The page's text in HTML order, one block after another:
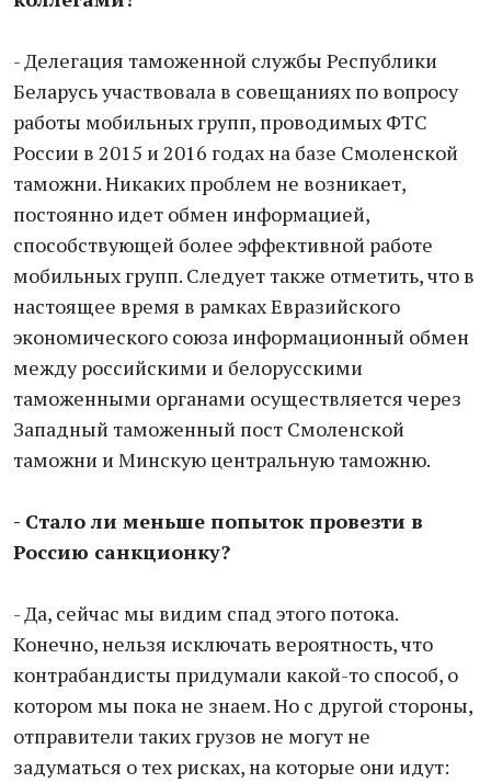
- Делегация таможенной службы Республики
Беларусь участвовала в совещаниях по вопросу
работы мобильных групп, проводимых ФТС
России в 2015 и 2016 годах на базе Смоленской
таможни. Никаких проблем не возникает,
постоянно идет обмен информацией,
способствующей более эффективной работе
мобильных групп. Следует также отметить, что в
настоящее время в рамках Евразийского
экономического союза информационный обмен
между российскими и белорусскими
таможенными органами осуществляется через
Западный таможенный пост Смоленской
таможни и Минскую центральную таможню.
- Стало ли меньше попыток провезти в
Россию санкционку?
- Да, сейчас мы видим спад этого потока.
Конечно, нельзя исключать вероятность, что
контрабандисты придумали какой-то способ, о
котором мы пока не знаем. Но с другой стороны,
отправители таких грузов не могут не
задуматься о тех рисках, на которые они идут: